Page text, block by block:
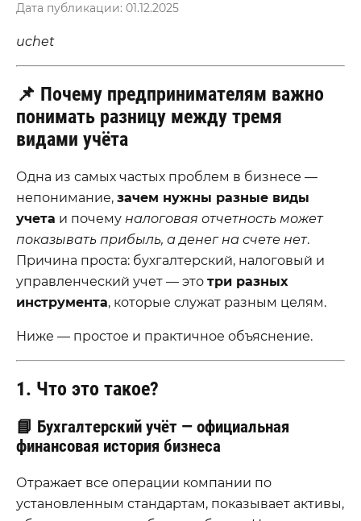
Дата публикации: 01.12.2025
uchet
📌 Почему предпринимателям важно
понимать разницу между тремя
видами учёта
Одна из самых частых проблем в бизнесе —
непонимание, зачем нужны разные виды
учета и почему налоговая отчетность может
показывать прибыль, а денег на счете нет.
Причина проста: бухгалтерский, налоговый и
управленческий учет — это три разных
инструмента, которые служат разным целям.
Ниже — простое и практичное объяснение.
1. Что это такое?
📘 Бухгалтерский учёт — официальная
финансовая история бизнеса
Отражает все операции компании по
установленным стандартам, показывает активы,